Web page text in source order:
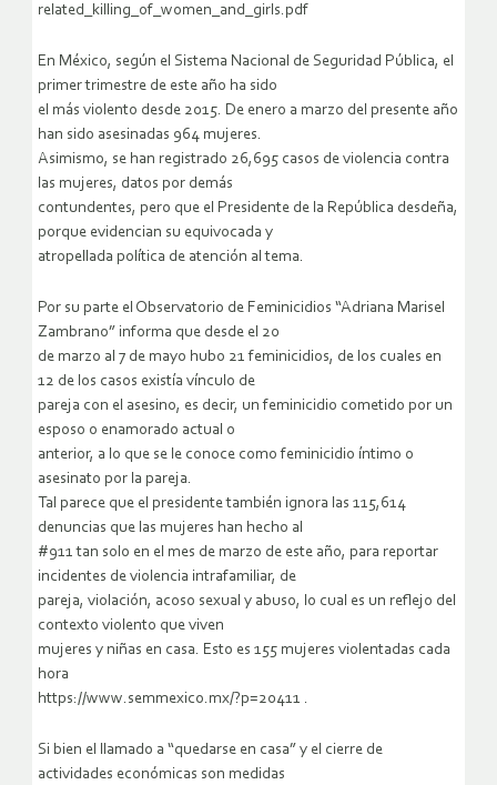
related_killing_of_women_and_girls.pdf
En México, según el Sistema Nacional de Seguridad Pública, el
primer trimestre de este año ha sido
el más violento desde 2015. De enero a marzo del presente año
han sido asesinadas 964 mujeres.
Asimismo, se han registrado 26,695 casos de violencia contra
las mujeres, datos por demás
contundentes, pero que el Presidente de la República desdeña,
porque evidencian su equivocada y
atropellada política de atención al tema.
Por su parte el Observatorio de Feminicidios “Adriana Marisel
Zambrano” informa que desde el 20
de marzo al 7 de mayo hubo 21 feminicidios, de los cuales en
12 de los casos existía vínculo de
pareja con el asesino, es decir, un feminicidio cometido por un
esposo o enamorado actual o
anterior, a lo que se le conoce como feminicidio íntimo o
asesinato por la pareja.
Tal parece que el presidente también ignora las 115,614
denuncias que las mujeres han hecho al
#911 tan solo en el mes de marzo de este año, para reportar
incidentes de violencia intrafamiliar, de
pareja, violación, acoso sexual y abuso, lo cual es un reflejo del
contexto violento que viven
mujeres y niñas en casa. Esto es 155 mujeres violentadas cada
hora
https://www.semmexico.mx/?p=20411 .
Si bien el llamado a “quedarse en casa” y el cierre de
actividades económicas son medidas